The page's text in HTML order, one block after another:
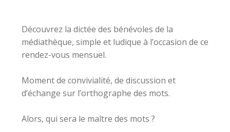
Découvrez la dictée des bénévoles de la
médiathèque, simple et ludique à l’occasion de ce
rendez-vous mensuel.
Moment de convivialité, de discussion et
d’échange sur l’orthographe des mots.
Alors, qui sera le maître des mots ?